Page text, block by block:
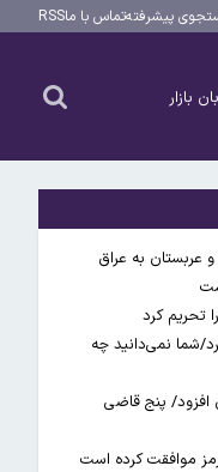
پیشرفتهتماس با ماRSS
بازار
شما نمی‌دانید چه
ایران افزود/ پنج قاضی
موافقت کرده است